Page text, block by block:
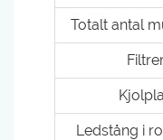
Totalt antal
Ledstång i